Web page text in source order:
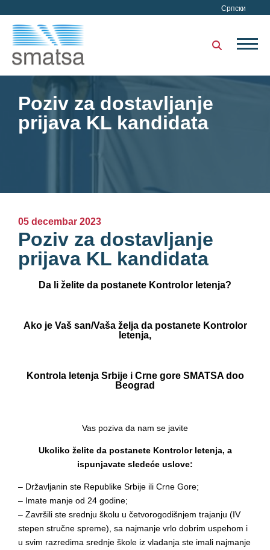
Српски
Poziv za dostavljanje
prijava KL kandidata
05 decembar 2023
Poziv za dostavljanje
prijava KL kandidata
Da li želite da postanete Kontrolor letenja?
Ako je Vaš san/Vaša želja da postanete Kontrolor
letenja,
Kontrola letenja Srbije i Crne gore SMATSA doo
Beograd
Vas poziva da nam se javite
Ukoliko želite da postanete Kontrolor letenja, a
ispunjavate sledeće uslove:
– Državljanin ste Republike Srbije ili Crne Gore;
– Imate manje od 24 godine;
– Završili ste srednju školu u četvorogodišnjem trajanju (IV
stepen stručne spreme), sa najmanje vrlo dobrim uspehom i
u svim razredima srednje škole iz vladanja ste imali najmanje